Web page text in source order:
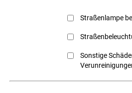
Straßenlampe
Sonstige